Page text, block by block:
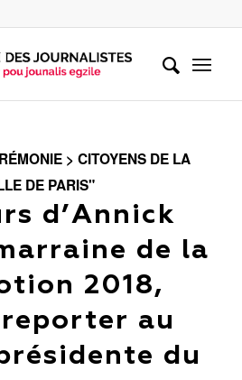
> CITOYENS DE LA
DE PARIS"
d’Annick
de la
2018,
au
du